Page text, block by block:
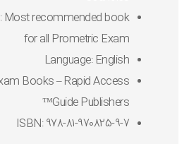
Most recommended book
for all Prometric Exam
Language: English
Books – Rapid Access
Guide Publishers™
ISBN: 978-81-970825-9-7